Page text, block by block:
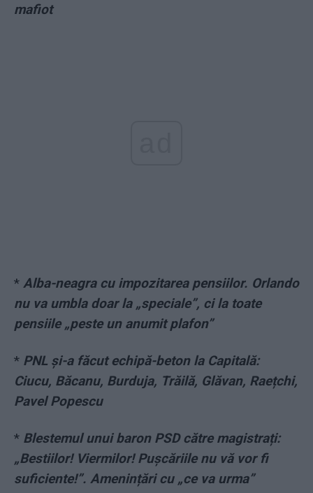
mafiot
* Alba-neagra cu impozitarea pensiilor. Orlando
nu va umbla doar la „speciale”, ci la toate
pensiile „peste un anumit plafon”
* PNL și-a făcut echipă-beton la Capitală:
Ciucu, Băcanu, Burduja, Trăilă, Glăvan, Raețchi,
Pavel Popescu
* Blestemul unui baron PSD către magistrați:
„Bestiilor! Viermilor! Pușcăriile nu vă vor fi
suficiente!”. Amenințări cu „ce va urma”